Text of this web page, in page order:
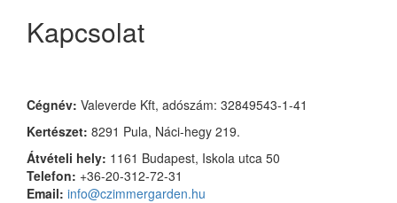
Kapcsolat
Cégnév: Valeverde Kft, adószám: 32849543-1-41
Kertészet: 8291 Pula, Náci-hegy 219.
Átvételi hely: 1161 Budapest, Iskola utca 50
Telefon: +36-20-312-72-31
Email: info@czimmergarden.hu